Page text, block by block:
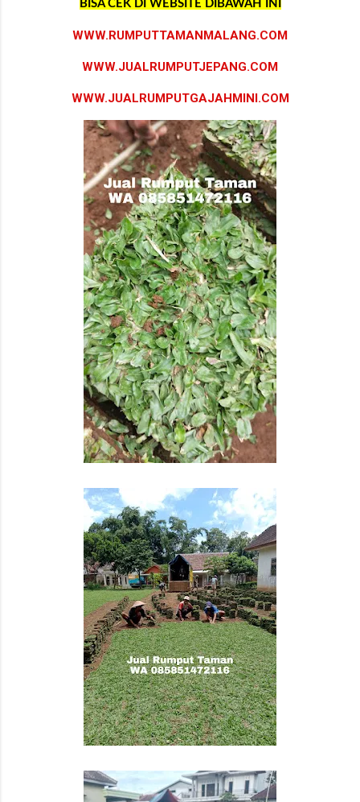
BISA CEK DI WEBSITE DIBAWAH INI
WWW.RUMPUTTAMANMALANG.COM
WWW.JUALRUMPUTJEPANG.COM
WWW.JUALRUMPUTGAJAHMINI.COM